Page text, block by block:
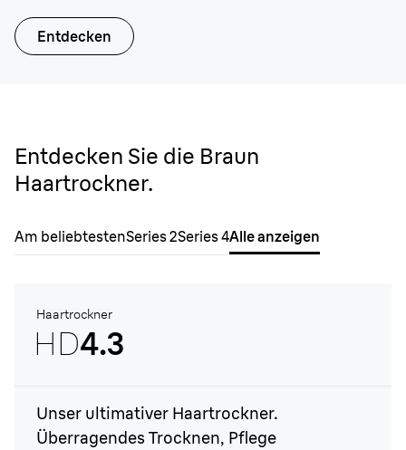
Entdecken
Entdecken Sie die Braun
Haartrockner.
Am beliebtestenSeries 2Series 4Alle anzeigen
Haartrockner
HD4.3
Unser ultimativer Haartrockner.
Überragendes Trocknen, Pflege